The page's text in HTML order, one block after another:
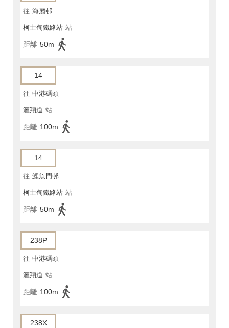
往 海麗邨
柯士甸鐵路站 站
距離 50m
14
往 中港碼頭
滙翔道 站
距離 100m
14
往 鯉魚門邨
柯士甸鐵路站 站
距離 50m
238P
往 中港碼頭
滙翔道 站
距離 100m
238X